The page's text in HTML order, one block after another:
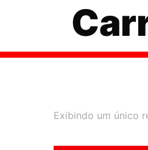
Exibindo um único